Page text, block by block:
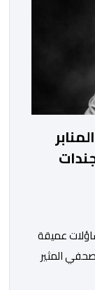
عميقة
المثير